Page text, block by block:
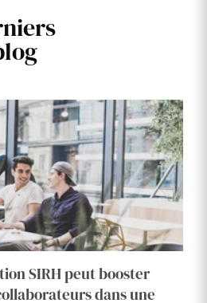
SIRH peut booster
dans une